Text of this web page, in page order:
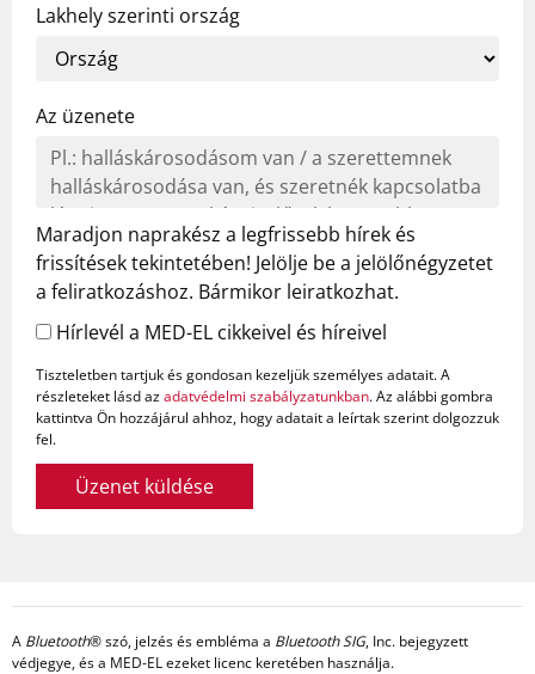
Lakhely szerinti ország
Az üzenete
Maradjon naprakész a legfrissebb hírek és
frissítések tekintetében! Jelölje be a jelölőnégyzetet
a feliratkozáshoz. Bármikor leiratkozhat.
Hírlevél a MED-EL cikkeivel és híreivel
Tiszteletben tartjuk és gondosan kezeljük személyes adatait. A
részleteket lásd azadatvédelmi szabályzatunkban. Az alábbi gombra
kattintva Ön hozzájárul ahhoz, hogy adatait a leírtak szerint dolgozzuk
fel.
Üzenet küldése
A Bluetooth® szó, jelzés és embléma a Bluetooth SIG, Inc. bejegyzett
védjegye, és a MED-EL ezeket licenc keretében használja.